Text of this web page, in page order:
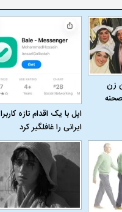
زن
اپل با یک اقدام تازه
ایرانی را غافلگیر کرد